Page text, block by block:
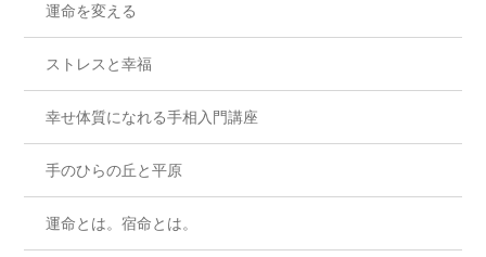
運命を変える
ストレスと幸福
幸せ体質になれる手相入門講座
手のひらの丘と平原
運命とは。宿命とは。